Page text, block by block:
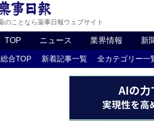
のことなら薬事日報ウェブサイト
TOP ニュース 業界情報 新
総合TOP 新着記事一覧 全カテゴリー一